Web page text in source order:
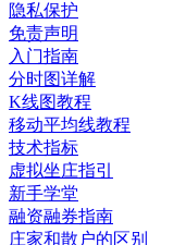
隐私保护
免责声明
入门指南
分时图详解
K线图教程
移动平均线教程
技术指标
虚拟坐庄指引
新手学堂
融资融券指南
庄家和散户的区别